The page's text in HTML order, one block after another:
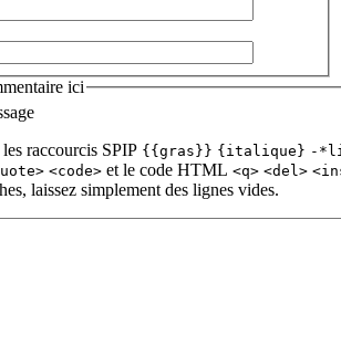
ici
raccourcis SPIP {{gras}} {italique} -
<code> et le code HTML <q> <del>
laissez simplement des lignes vides.